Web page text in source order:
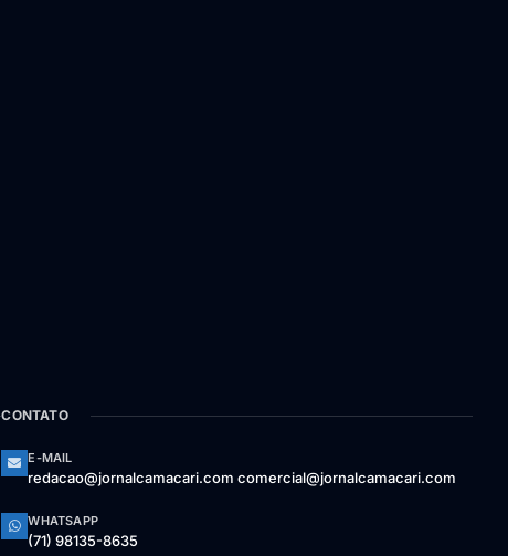
CONTATO
E-MAIL
redacao@jornalcamacari.com comercial@jornalcamacari.com
WHATSAPP
(71) 98135-8635